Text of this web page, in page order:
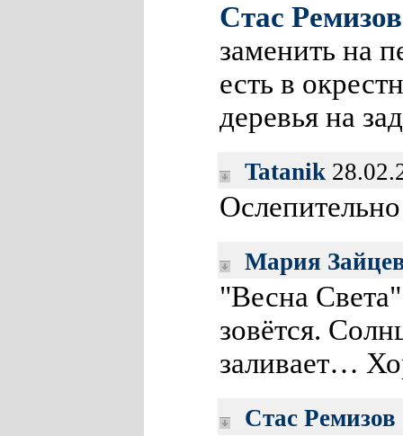
Стас Ремизов
заменить на
есть в
деревья на
Tatanik
Мария
"Весна
зовётся.
заливает…
Стас Ремизов